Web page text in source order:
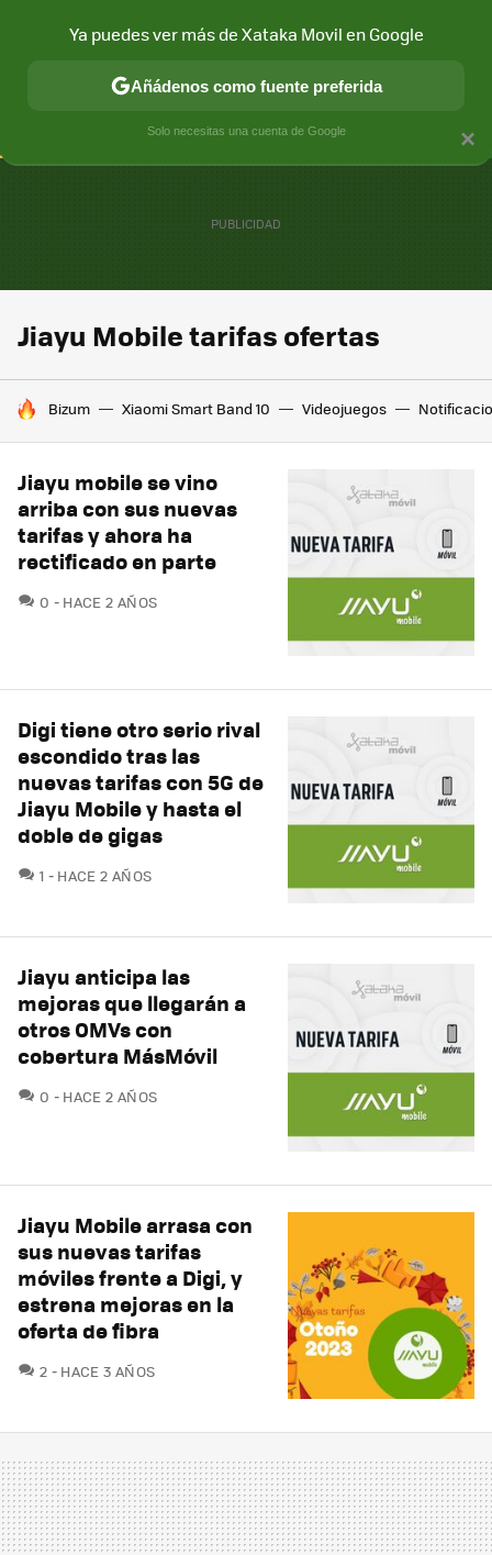
CONECTIVIDAD MÓVIL Y SOCIEDAD APLICACIONES
Jiayu Mobile tarifas ofertas
HOY SE HABLA DE
Bizum Xiaomi Smart Band 10 Videojuegos
Jiayu mobile se vino
arriba con sus nuevas
tarifas y ahora ha
rectificado en parte
0 COMENTARIOS
HACE 2 AÑOS
Digi tiene otro serio rival
escondido tras las
nuevas tarifas con 5G de
Jiayu Mobile y hasta el
doble de gigas
1 COMENTARIOS
HACE 2 AÑOS
Jiayu anticipa las
mejoras que llegarán a
otros OMVs con
cobertura MásMóvil
0 COMENTARIOS
HACE 2 AÑOS
Jiayu Mobile arrasa con
sus nuevas tarifas
móviles frente a Digi, y
estrena mejoras en la
oferta de fibra
2 COMENTARIOS
HACE 3 AÑOS
×
Ya puedes ver más de Xataka Movil en Google
Añádenos como fuente preferida
Solo necesitas una cuenta de Google